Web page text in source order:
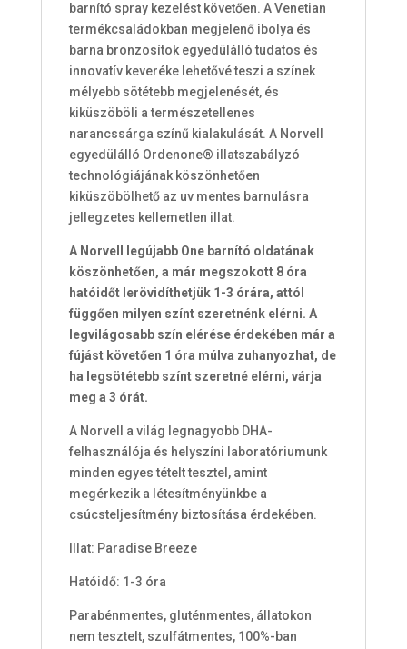
barnító spray kezelést követően. A Venetian
termékcsaládokban megjelenő ibolya és
barna bronzosítok egyedülálló tudatos és
innovatív keveréke lehetővé teszi a színek
mélyebb sötétebb megjelenését, és
kiküszöböli a természetellenes
narancssárga színű kialakulását. A Norvell
egyedülálló Ordenone® illatszabályzó
technológiájának köszönhetően
kiküszöbölhető az uv mentes barnulásra
jellegzetes kellemetlen illat.
A Norvell legújabb One barnító oldatának
köszönhetően, a már megszokott 8 óra
hatóidőt lerövidíthetjük 1-3 órára, attól
függően milyen színt szeretnénk elérni. A
legvilágosabb szín elérése érdekében már a
fújást követően 1 óra múlva zuhanyozhat, de
ha legsötétebb színt szeretné elérni, várja
meg a 3 órát.
A Norvell a világ legnagyobb DHA-
felhasználója és helyszíni laboratóriumunk
minden egyes tételt tesztel, amint
megérkezik a létesítményünkbe a
csúcsteljesítmény biztosítása érdekében.
Illat: Paradise Breeze
Hatóidő: 1-3 óra
Parabénmentes, gluténmentes, állatokon
nem tesztelt, szulfátmentes, 100%-ban